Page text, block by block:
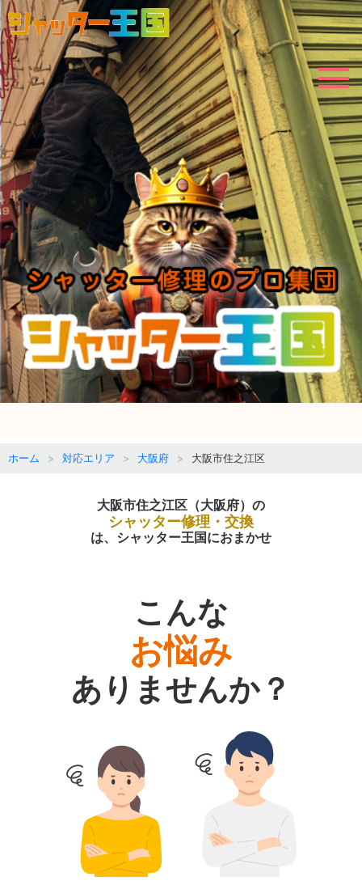
ホーム 対応エリア 大阪府 大阪市住之江区
大阪市住之江区（大阪府）の
シャッター修理・交換
は、シャッター王国におまかせ
こんな
お悩み
ありませんか？